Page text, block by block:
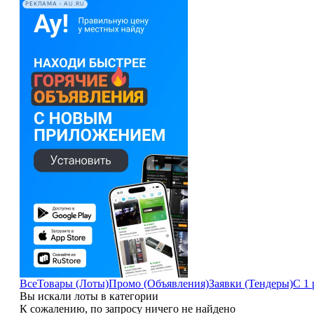
РЕКЛАМА • AU.RU
ВсеТовары (Лоты)Промо (Объявления)Заявки (Тендеры)С 1
Вы искали лоты в категории
К сожалению, по запросу ничего не найдено